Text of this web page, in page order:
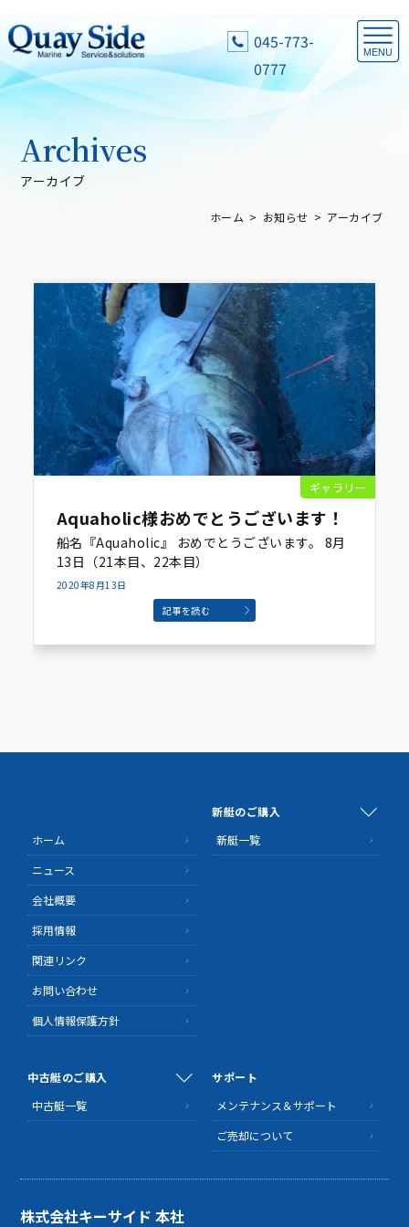
045-773-
0777
アーカイブ
Archives
ホーム お知らせ アーカイブ
ギャラリー
Aquaholic様おめでとうございます！
船名『Aquaholic』 おめでとうございます。 8月
13日（21本目、22本目）
2020年8月13日
記事を読む
ホーム
ニュース
会社概要
採用情報
関連リンク
お問い合わせ
個人情報保護方針
新艇のご購入
新艇一覧
中古艇のご購入
中古艇一覧
サポート
メンテナンス＆サポート
ご売却について
株式会社キーサイド 本社